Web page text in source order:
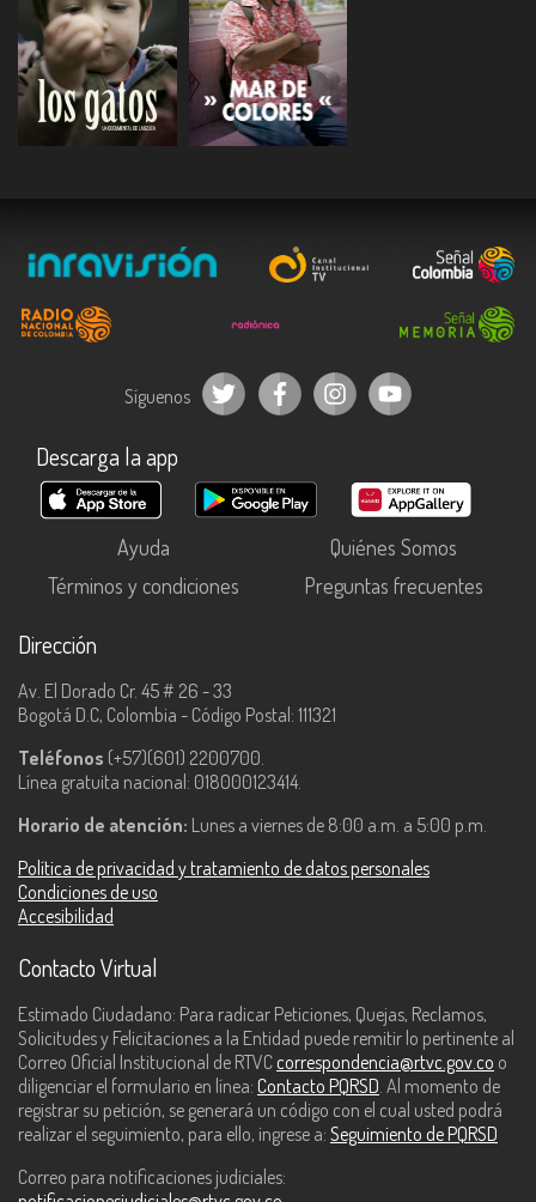
ESCUCHAR ESCUCHAR
Síguenos
Descarga la app
Ayuda
Quiénes Somos
Términos y condiciones
Preguntas frecuentes
Dirección
Av. El Dorado Cr. 45 # 26 - 33
Bogotá D.C, Colombia - Código Postal: 111321
Teléfonos (+57)(601) 2200700.
Línea gratuita nacional: 018000123414.
Horario de atención: Lunes a viernes de 8:00 a.m. a 5:00 p.m.
Política de privacidad y tratamiento de datos personales
Condiciones de uso
Accesibilidad
Contacto Virtual
Estimado Ciudadano: Para radicar Peticiones, Quejas, Reclamos,
Solicitudes y Felicitaciones a la Entidad puede remitir lo pertinente al
Correo Oficial Institucional de RTVC correspondencia@rtvc.gov.co o
diligenciar el formulario en línea: Contacto PQRSD. Al momento de
registrar su petición, se generará un código con el cual usted podrá
realizar el seguimiento, para ello, ingrese a: Seguimiento de PQRSD
Correo para notificaciones judiciales: